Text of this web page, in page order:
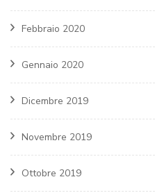
Febbraio 2020
Gennaio 2020
Dicembre 2019
Novembre 2019
Ottobre 2019